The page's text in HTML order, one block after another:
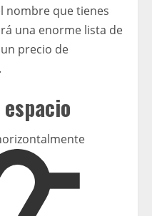
nombre que tienes
una enorme lista de
precio de